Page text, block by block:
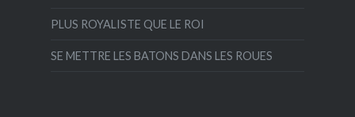
PLUS ROYALISTE QUE LE ROI
SE METTRE LES BATONS DANS LES ROUES